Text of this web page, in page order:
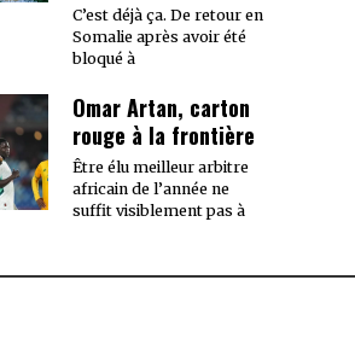
C’est déjà ça. De retour en
Somalie après avoir été
bloqué à
Omar Artan, carton
rouge à la frontière
Être élu meilleur arbitre
africain de l’année ne
suffit visiblement pas à